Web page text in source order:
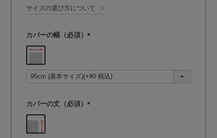
サイズの選び方について
カバーの幅（必須）
須
)
カバーの丈（必須）